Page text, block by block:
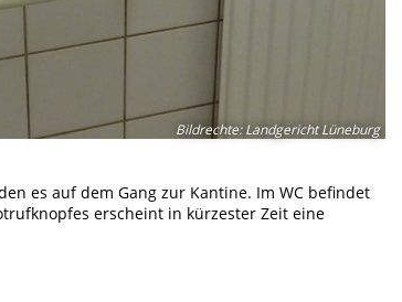
Bildrechte:Landgericht Lüneburg
es auf dem Gang zur Kantine. Im WC befindet
erscheint in kürzester Zeit eine